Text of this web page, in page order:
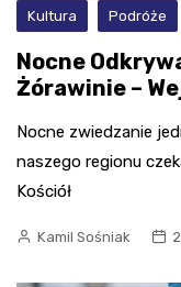
Kultura Podróże
Nocne
Żórawinie –
Nocne zwiedzanie
naszego regionu
Kościół
Kamil Sośniak